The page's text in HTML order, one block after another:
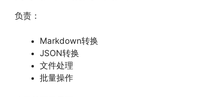
负责：
Markdown转换
JSON转换
文件处理
批量操作